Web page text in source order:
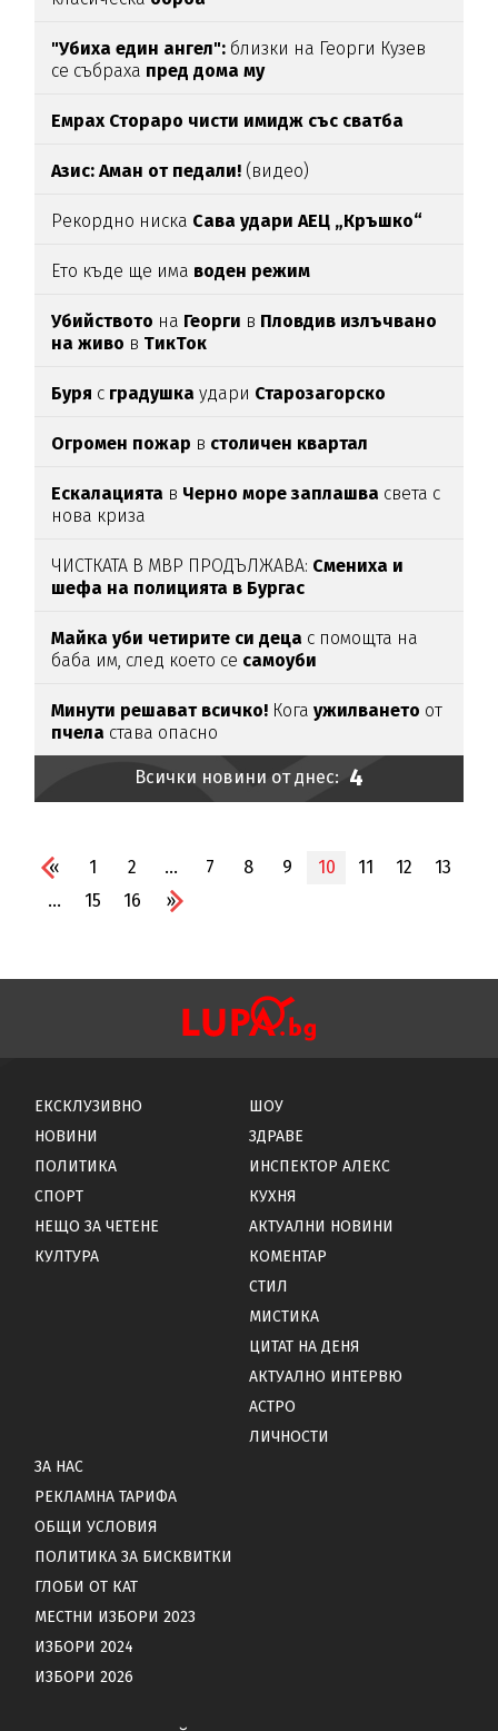
"Убиха един ангел": близки на Георги Кузев
се събраха пред дома му
Емрах Стораро чисти имидж със сватба
Азис: Аман от педали! (видео)
Рекордно ниска Сава удари АЕЦ „Кръшко“
Ето къде ще има воден режим
Убийството на Георги в Пловдив излъчвано
на живо в ТикТок
Буря с градушкаудари Старозагорско
Огромен пожар в столичен квартал
Ескалацията в Черно море заплашва света с
нова криза
ЧИСТКАТА В МВР ПРОДЪЛЖАВА: Смениха и
шефа на полицията в Бургас
Майка уби четирите си деца с помощта на
баба им, след което се самоуби
Минути решават всичко! Когаужилването от
пчела става опасно
Всички новини от днес: 4
« 1 2 ... 7 8 9 10 11 12
13
...
15 16 »
ЕКСКЛУЗИВНО
НОВИНИ
ПОЛИТИКА
СПОРТ
НЕЩО ЗА ЧЕТЕНЕ
КУЛТУРА
ШОУ
ЗДРАВЕ
ИНСПЕКТОР АЛЕКС
КУХНЯ
АКТУАЛНИ НОВИНИ
КОМЕНТАР
СТИЛ
МИСТИКА
ЦИТАТ НА ДЕНЯ
АКТУАЛНО ИНТЕРВЮ
АСТРО
ЛИЧНОСТИ
ЗА НАС
РЕКЛАМНА ТАРИФА
ОБЩИ УСЛОВИЯ
ПОЛИТИКА ЗА БИСКВИТКИ
ГЛОБИ ОТ КАТ
МЕСТНИ ИЗБОРИ 2023
ИЗБОРИ 2024
ИЗБОРИ 2026